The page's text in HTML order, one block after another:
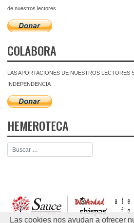
de nuestros lectores.
COLABORA
LAS APORTACIONES DE NUESTROS LECTORES
INDEPENDENCIA
HEMEROTECA
Las cookies nos ayudan a ofrecer